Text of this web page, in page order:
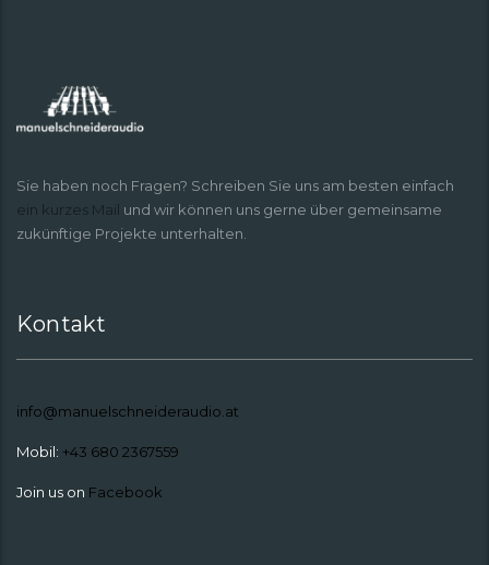
Sie haben noch Fragen? Schreiben Sie uns am besten einfach
ein kurzes Mail und wir können uns gerne über gemeinsame
zukünftige Projekte unterhalten.
Kontakt
info@manuelschneideraudio.at
Mobil: +43 680 2367559
Join us on Facebook